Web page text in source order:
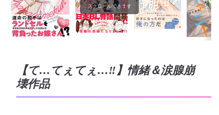
スクロールできます
【て…てぇてぇ…‼】情緒＆涙腺崩
壊作品